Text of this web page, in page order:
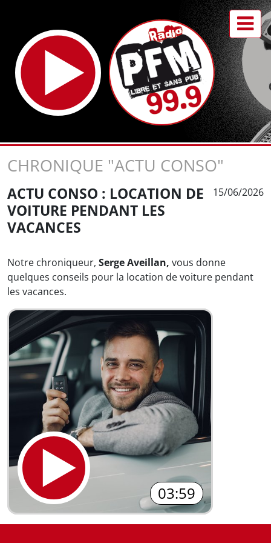
CHRONIQUE "ACTU CONSO"
ACTU CONSO : LOCATION DE
VOITURE PENDANT LES
VACANCES
15/06/2026
Notre chroniqueur, Serge Aveillan, vous donne
quelques conseils pour la location de voiture pendant
les vacances.
03:59